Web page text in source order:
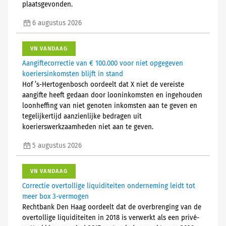
plaatsgevonden.
6 augustus 2026
VN VANDAAG
Aangiftecorrectie van € 100.000 voor niet opgegeven
koeriersinkomsten blijft in stand
Hof ’s-Hertogenbosch oordeelt dat X niet de vereiste
aangifte heeft gedaan door looninkomsten en ingehouden
loonheffing van niet genoten inkomsten aan te geven en
tegelijkertijd aanzienlijke bedragen uit
koerierswerkzaamheden niet aan te geven.
5 augustus 2026
VN VANDAAG
Correctie overtollige liquiditeiten onderneming leidt tot
meer box 3-vermogen
Rechtbank Den Haag oordeelt dat de overbrenging van de
overtollige liquiditeiten in 2018 is verwerkt als een privé-